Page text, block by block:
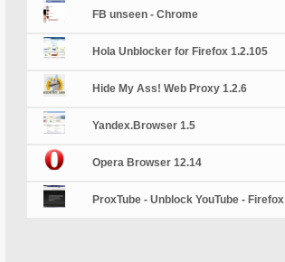
FB unseen - Chrome
Hola Unblocker for Firefox 1.2.105
Hide My Ass! Web Proxy 1.2.6
Yandex.Browser 1.5
Opera Browser 12.14
ProxTube - Unblock YouTube - Firefox